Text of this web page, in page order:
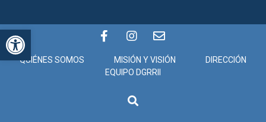
Abrir barra de herramientas
QUIÉNES SOMOS MISIÓN Y VISIÓN
DIRECCIÓN
EQUIPO DGRRII